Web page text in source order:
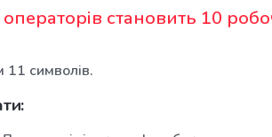
становить 10
символів.